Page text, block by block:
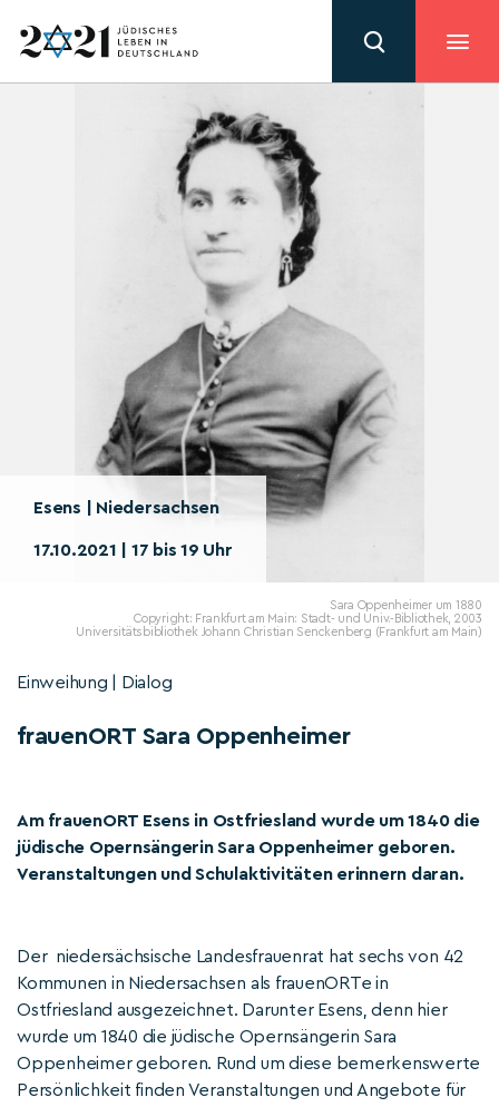
Esens | Niedersachsen
17.10.2021 | 17 bis 19 Uhr
Sara Oppenheimer um 1880
Copyright: Frankfurt am Main: Stadt- und Univ.-Bibliothek, 2003
Universitätsbibliothek Johann Christian Senckenberg (Frankfurt am Main)
Einweihung | Dialog
frauenORT Sara Oppenheimer
Am frauenORT Esens in Ostfriesland wurde um 1840 die
jüdische Opernsängerin Sara Oppenheimer geboren.
Veranstaltungen und Schulaktivitäten erinnern daran.
Der niedersächsische Landesfrauenrat hat sechs von 42
Kommunen in Niedersachsen als frauenORTe in
Ostfriesland ausgezeichnet. Darunter Esens, denn hier
wurde um 1840 die jüdische Opernsängerin Sara
Oppenheimer geboren. Rund um diese bemerkenswerte
Persönlichkeit finden Veranstaltungen und Angebote für